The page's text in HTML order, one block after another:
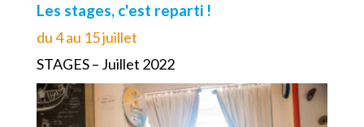
Les stages, c'est reparti !
du 4 au 15 juillet
STAGES – Juillet 2022